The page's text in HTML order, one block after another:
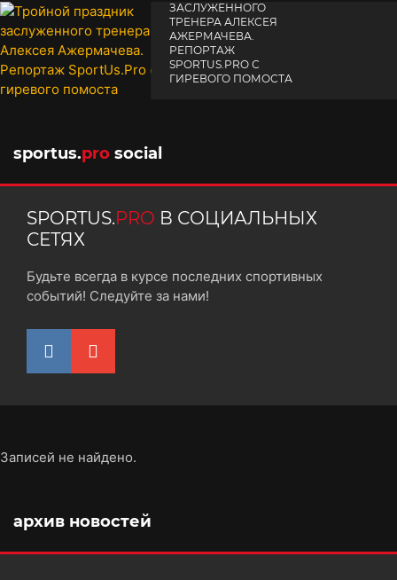
ЗАСЛУЖЕННОГО
ТРЕНЕРА АЛЕКСЕЯ
АЖЕРМАЧЕВА.
РЕПОРТАЖ
SPORTUS.PRO С
ГИРЕВОГО ПОМОСТА
sportus.pro social
SPORTUS.PRO В СОЦИАЛЬНЫХ
СЕТЯХ
Будьте всегда в курсе последних спортивных
событий! Следуйте за нами!
Записей не найдено.
архив новостей